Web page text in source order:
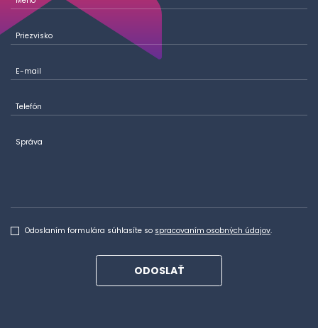
Priezvisko
E-mail
Telefón
Správa
Odoslaním formulára súhlasíte so spracovaním osobných údajov.
ODOSLAŤ